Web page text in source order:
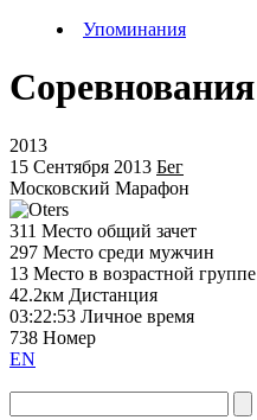
Упоминания
Соревнования
2013
15 Сентября 2013 Бег
Московский Марафон
311 Место общий зачет
297 Место среди мужчин
13 Место в возрастной группе
42.2км Дистанция
03:22:53 Личное время
738 Номер
EN